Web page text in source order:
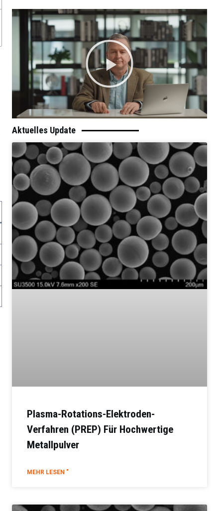
Aktuelles Update
Plasma-Rotations-Elektroden-
Verfahren (PREP) Für Hochwertige
Metallpulver
MEHR LESEN "